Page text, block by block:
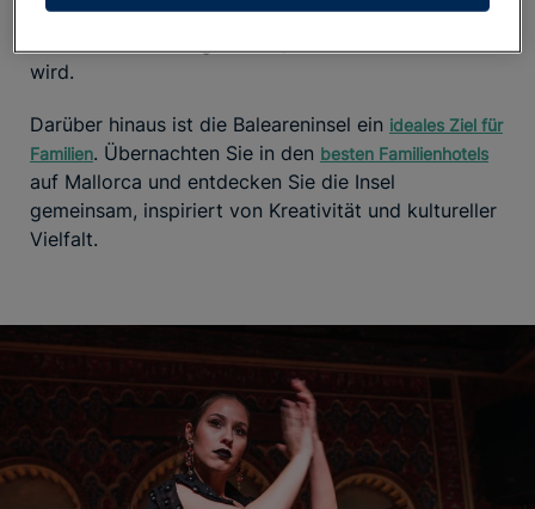
und Skulpturen zu einem reichen kulturellen Erbe bei
wird.
Darüber hinaus ist die Baleareninsel ein ideales Ziel für
Familien. Übernachten Sie in den besten Familienhotels
auf Mallorca und entdecken Sie die Insel
gemeinsam, inspiriert von Kreativität und kultureller
Vielfalt.